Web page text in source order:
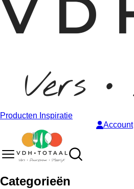
Producten Inspiratie
Account
Categorieën